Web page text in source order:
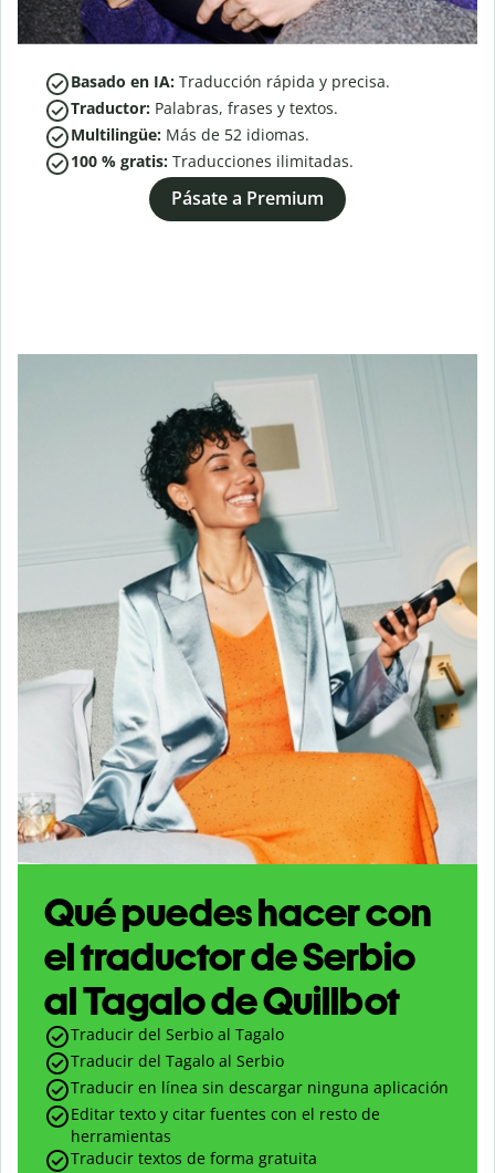
Basado en IA: Traducción rápida y precisa.
Traductor: Palabras, frases y textos.
Multilingüe: Más de 52 idiomas.
100 % gratis: Traducciones ilimitadas.
Pásate a Premium
Qué puedes hacer con
el traductor de Serbio
al Tagalo de Quillbot
Traducir del Serbio al Tagalo
Traducir del Tagalo al Serbio
Traducir en línea sin descargar ninguna aplicación
Editar texto y citar fuentes con el resto de
herramientas
Traducir textos de forma gratuita